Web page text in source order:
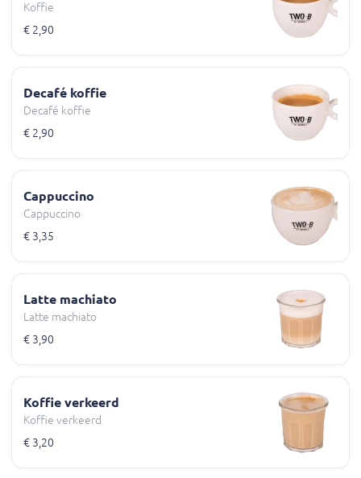
Koffie
€ 2,90
Decafé koffie
Decafé koffie
€ 2,90
Cappuccino
Cappuccino
€ 3,35
Latte machiato
Latte machiato
€ 3,90
Koffie verkeerd
Koffie verkeerd
€ 3,20